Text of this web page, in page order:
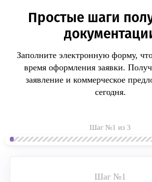
Простые шаги
Заполните электронную форму,
время оформления заявки.
заявление и коммерческое
сегодня.
Шаг №1 из 3
Шаг №1